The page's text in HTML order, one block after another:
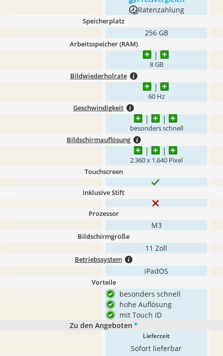
Ratenzahlung
Speicherplatz
256 GB
Arbeitsspeicher (RAM)
8 GB
Bildwiederholrate
60 Hz
Geschwindigkeit
besonders schnell
Bildschirmauflösung
2.360 x 1.640 Pixel
Touchscreen
Inklusive Stift
Prozessor
M3
Bildschirmgröße
11 Zoll
Betriebssystem
iPadOS
Vorteile
besonders schnell
hohe Auflösung
mit Touch ID
Zu den Angeboten *
Lieferzeit
Sofort lieferbar